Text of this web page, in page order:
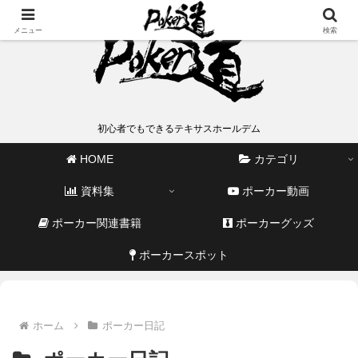
初心者でもできるテキサスホールデム
HOME カテゴリ
資料集 ポーカー動画
ポーカー関連書籍 ポーカーグッズ
ポーカースポット
ホーム ポーカー日記
メニュー 検索